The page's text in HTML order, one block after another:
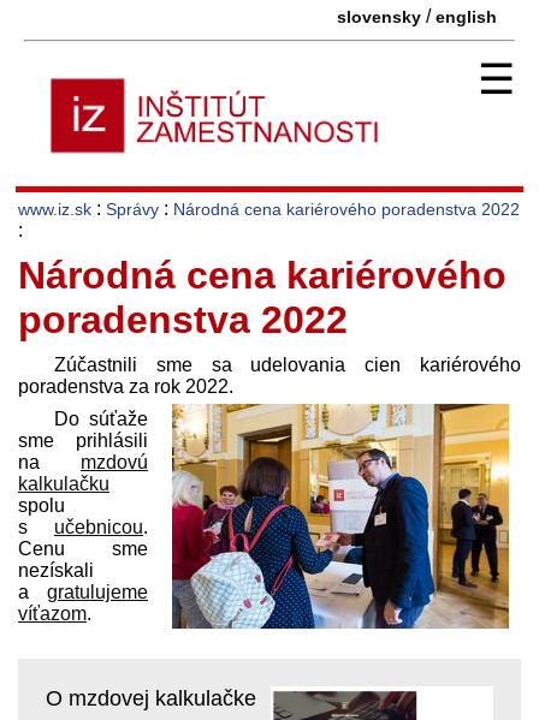
slovensky /english
☰
www.iz.sk : Správy : Národná cena kariérového poradenstva 2022
:
Národná cena kariérového
poradenstva 2022
Zúčastnili sme sa udelovania cien kariérového
poradenstva za rok 2022.
Do súťaže
sme prihlásili
na mzdovú
kalkulačku
spolu
s učebnicou.
Cenu sme
nezískali
a gratulujeme
víťazom.
O mzdovej kalkulačke